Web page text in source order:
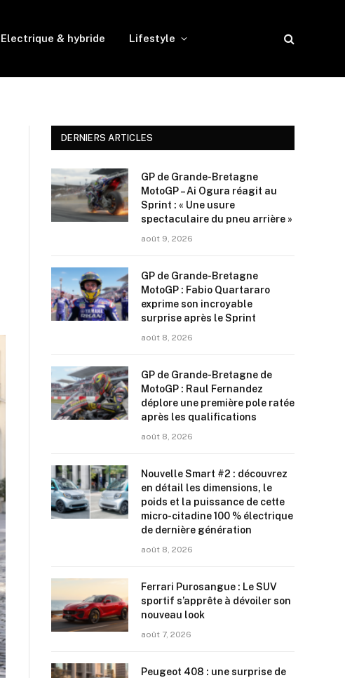
Electrique & hybride Lifestyle
DERNIERS ARTICLES
GP de Grande-Bretagne
MotoGP – Ai Ogura réagit au
Sprint : « Une usure
spectaculaire du pneu arrière »
août 9, 2026
GP de Grande-Bretagne
MotoGP : Fabio Quartararo
exprime son incroyable
surprise après le Sprint
août 8, 2026
GP de Grande-Bretagne de
MotoGP : Raul Fernandez
déplore une première pole ratée
après les qualifications
août 8, 2026
Nouvelle Smart #2 : découvrez
en détail les dimensions, le
poids et la puissance de cette
micro-citadine 100 % électrique
de dernière génération
août 8, 2026
Ferrari Purosangue : Le SUV
sportif s’apprête à dévoiler son
nouveau look
août 7, 2026
Peugeot 408 : une surprise de